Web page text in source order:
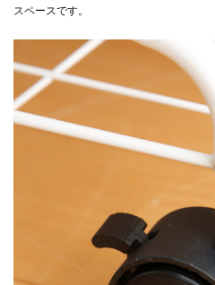
スペースです。